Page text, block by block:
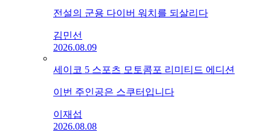
전설의 군용 다이버 워치를 되살리다
김민선
2026.08.09
세이코 5 스포츠 모토콤포 리미티드 에디션
이번 주인공은 스쿠터입니다
이재섭
2026.08.08